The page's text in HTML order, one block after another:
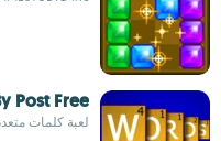
Post Free
لعبة كلمات